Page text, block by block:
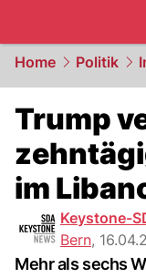
Home Politik
Trump
im
Keystone-
Bern,
Mehr als sechs